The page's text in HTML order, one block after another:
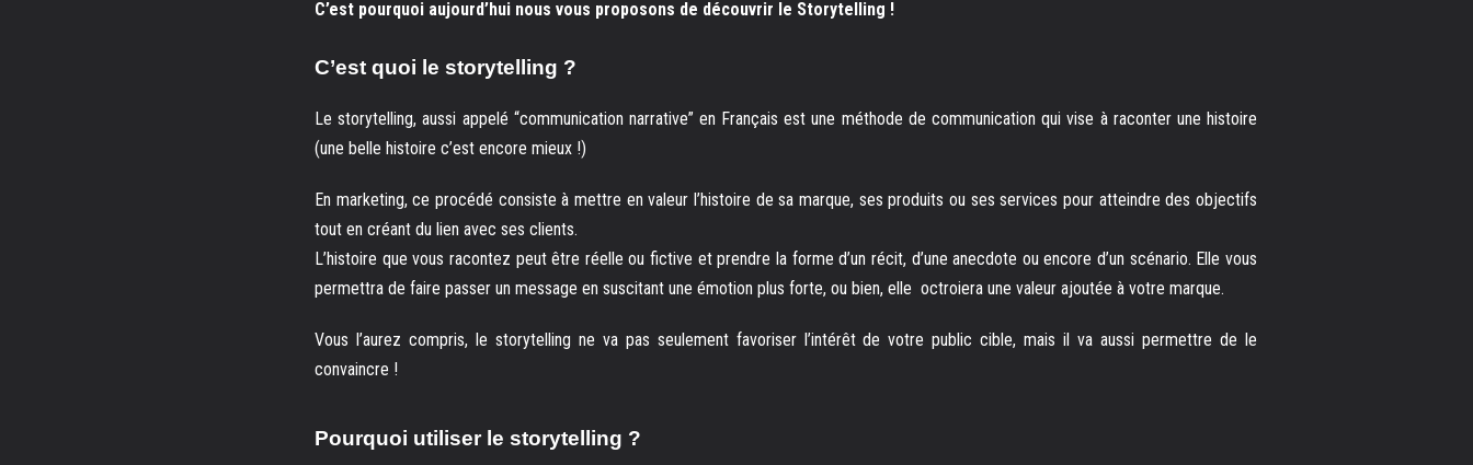
C’est pourquoi aujourd’hui nous vous proposons de découvrir le Storytelling !
C’est quoi le storytelling ?
Le storytelling, aussi appelé “communication narrative” en Français est une méthode de communication qui vise à raconter une histoire
(une belle histoire c’est encore mieux !)
En marketing, ce procédé consiste à mettre en valeur l’histoire de sa marque, ses produits ou ses services pour atteindre des objectifs
tout en créant du lien avec ses clients.
L’histoire que vous racontez peut être réelle ou fictive et prendre la forme d’un récit, d’une anecdote ou encore d’un scénario. Elle vous
permettra de faire passer un message en suscitant une émotion plus forte, ou bien, elle octroiera une valeur ajoutée à votre marque.
Vous l’aurez compris, le storytelling ne va pas seulement favoriser l’intérêt de votre public cible, mais il va aussi permettre de le
convaincre !
Pourquoi utiliser le storytelling ?